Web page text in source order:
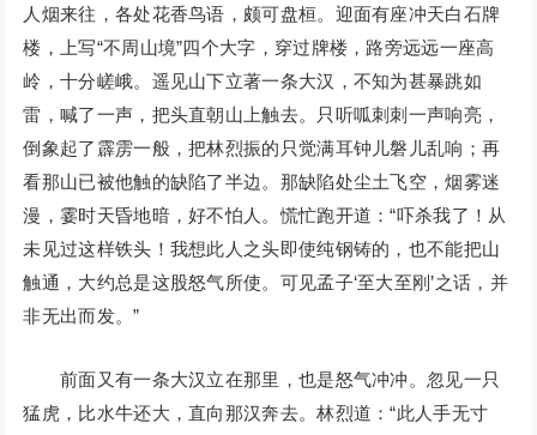
人烟来往，各处花香鸟语，颇可盘桓。迎面有座冲天白石牌
楼，上写“不周山境”四个大字，穿过牌楼，路旁远远一座高
岭，十分嵯峨。遥见山下立著一条大汉，不知为甚暴跳如
雷，喊了一声，把头直朝山上触去。只听呱刺刺一声响亮，
倒象起了霹雳一般，把林烈振的只觉满耳钟儿磐儿乱响；再
看那山已被他触的缺陷了半边。那缺陷处尘土飞空，烟雾迷
漫，霎时天昏地暗，好不怕人。慌忙跑开道：“吓杀我了！从
未见过这样铁头！我想此人之头即使纯钢铸的，也不能把山
触通，大约总是这股怒气所使。可见孟子‘至大至刚’之话，并
非无出而发。”
前面又有一条大汉立在那里，也是怒气冲冲。忽见一只
猛虎，比水牛还大，直向那汉奔去。林烈道：“此人手无寸